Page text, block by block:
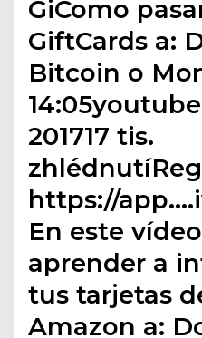
GiComo
GiftCards a:
Bitcoin o
201717 tis.
https://
En este
aprender a
tus tarjetas
Amazon a: